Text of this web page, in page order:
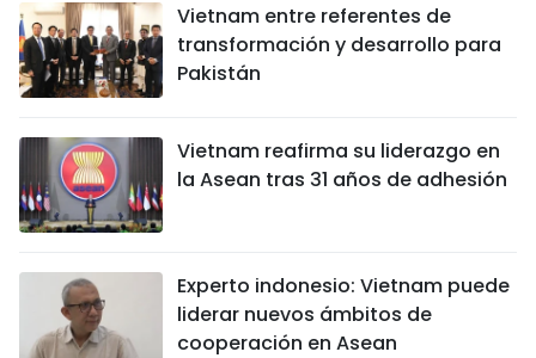
Vietnam entre referentes de
transformación y desarrollo para
Pakistán
Vietnam reafirma su liderazgo en
la Asean tras 31 años de adhesión
Experto indonesio: Vietnam puede
liderar nuevos ámbitos de
cooperación en Asean